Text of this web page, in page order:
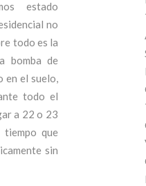
estado
no
todo es la
bomba de
en el suelo,
todo el
a 22 o 23
tiempo que
sin